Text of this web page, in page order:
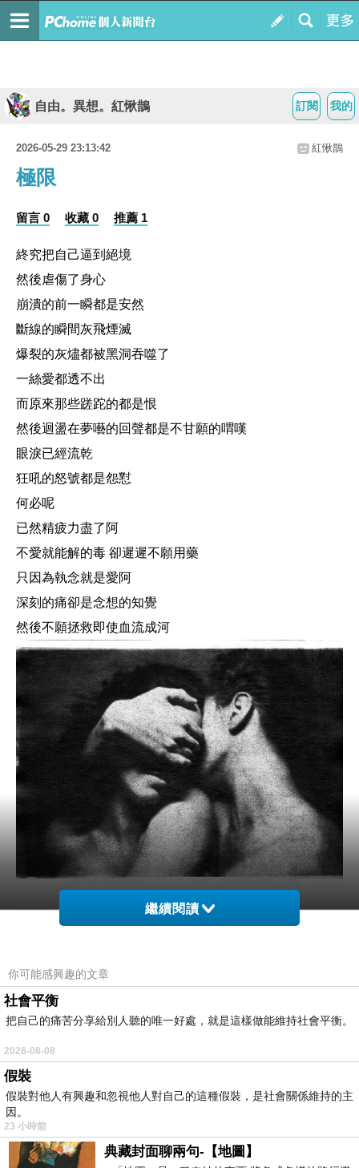
我的
訂閱
自由。異想。紅愀鵲
2026-05-29 23:13:42 紅愀鵲
極限
留言 0 收藏 0 推薦 1
終究把自己逼到絕境
然後虐傷了身心
崩潰的前一瞬都是安然
斷線的瞬間灰飛煙滅
爆裂的灰燼都被黑洞吞噬了
一絲愛都透不出
而原來那些蹉跎的都是恨
然後迴盪在夢囈的回聲都是不甘願的喟嘆
眼淚已經流乾
狂吼的怒號都是怨懟
何必呢
已然精疲力盡了阿
不愛就能解的毒 卻遲遲不願用藥
只因為執念就是愛阿
深刻的痛卻是念想的知覺
然後不願拯救即使血流成河
上一篇：糾纏的念
繼續閱讀
你可能感興趣的文章
社會平衡
把自己的痛苦分享給別人聽的唯一好處，就是這樣做能維持社會平衡。
2026-08-08
假裝
假裝對他人有興趣和忽視他人對自己的這種假裝，是社會關係維持的主
因。
23 小時前
典藏封面聊兩句-【地圖】